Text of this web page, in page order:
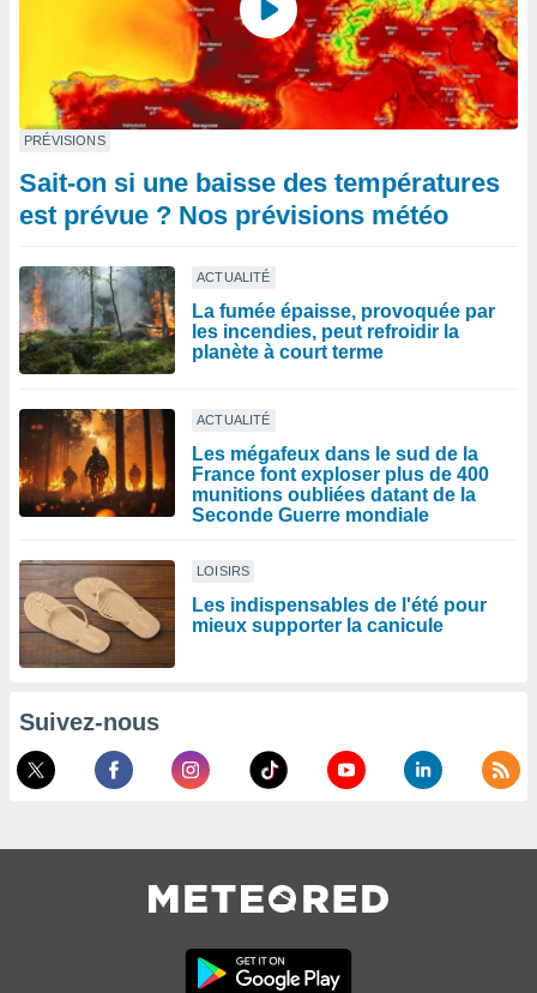
PRÉVISIONS
Sait-on si une baisse des températures
est prévue ? Nos prévisions météo
ACTUALITÉ
La fumée épaisse, provoquée par
les incendies, peut refroidir la
planète à court terme
ACTUALITÉ
Les mégafeux dans le sud de la
France font exploser plus de 400
munitions oubliées datant de la
Seconde Guerre mondiale
LOISIRS
Les indispensables de l'été pour
mieux supporter la canicule
Suivez-nous